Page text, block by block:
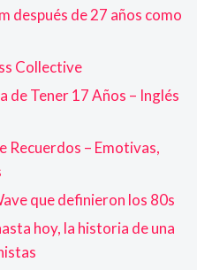
después de 27 años como
Collective
de Tener 17 Años – Inglés
Recuerdos – Emotivas,
que definieron los 80s
hoy, la historia de una